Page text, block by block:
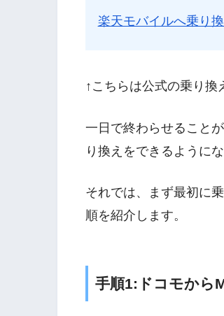
楽天モバイルへ乗り
↑こちらは公式の乗り換
一日で終わらせること
り換えをできるように
それでは、まず最初に
順を紹介します。
手順1:ドコモから